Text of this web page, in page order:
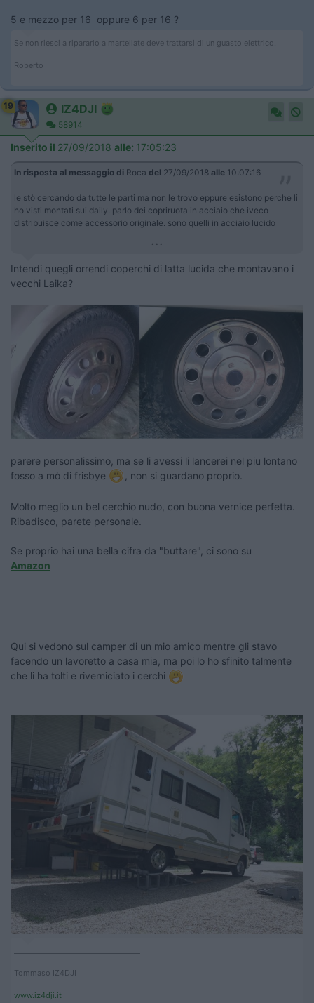
5 e mezzo per 16 oppure 6 per 16 ?
Se non riesci a ripararlo a martellate deve trattarsi di un guasto elettrico.
Roberto
19 IZ4DJI
58914
Inserito il 27/09/2018 alle: 17:05:23
In risposta al messaggio di Roca del 27/09/2018 alle 10:07:16
le stò cercando da tutte le parti ma non le trovo eppure esistono perche li
ho visti montati sui daily. parlo dei copriruota in acciaio che iveco
distribuisce come accessorio originale. sono quelli in acciaio lucido
...
Intendi quegli orrendi coperchi di latta lucida che montavano i
vecchi Laika?
parere personalissimo, ma se li avessi li lancerei nel piu lontano
fosso a mò di frisbye
, non si guardano proprio.
Molto meglio un bel cerchio nudo, con buona vernice perfetta.
Ribadisco, parete personale.
Se proprio hai una bella cifra da "buttare", ci sono su
Amazon
Qui si vedono sul camper di un mio amico mentre gli stavo
facendo un lavoretto a casa mia, ma poi lo ho sfinito talmente
che li ha tolti e riverniciato i cerchi
Tommaso IZ4DJI
www.iz4dji.it